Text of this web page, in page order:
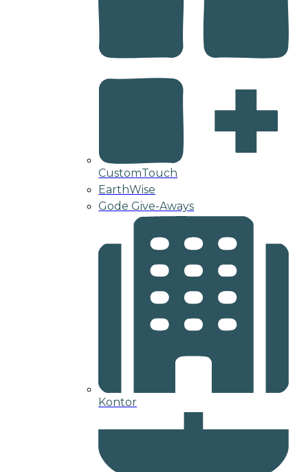
CustomTouch
EarthWise
Gode Give-Aways
Kontor